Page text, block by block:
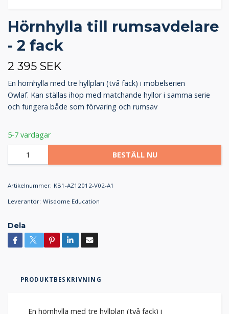
Hörnhylla till rumsavdelare
- 2 fack
2 395 SEK
En hörnhylla med tre hyllplan (två fack) i möbelserien
Owlaf. Kan ställas ihop med matchande hyllor i samma serie
och fungera både som förvaring och rumsav
5-7 vardagar
BESTÄLL NU
Artikelnummer: KB1-AZ12012-V02-A1
Leverantör: Wisdome Education
Dela
PRODUKTBESKRIVNING
En hörnhylla med tre hyllplan (två fack) i